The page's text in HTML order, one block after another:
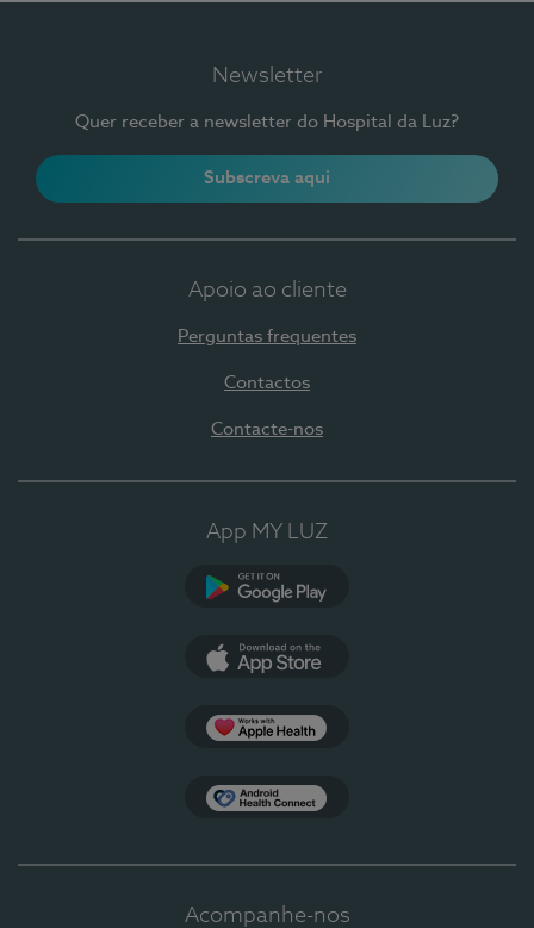
Newsletter
Quer receber a newsletter do Hospital da Luz?
Subscreva aqui
Apoio ao cliente
Perguntas frequentes
Contactos
Contacte-nos
App MY LUZ
Acompanhe-nos